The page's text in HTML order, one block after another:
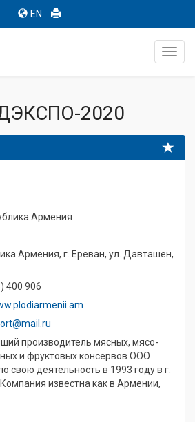
EN
2020
Армения
Армения, г. Ереван, ул. Давташен,
400 906
производитель мясных, мясо-
и фруктовых консервов ООО
свою деятельность в 1993 году в г.
известна как в Армении,